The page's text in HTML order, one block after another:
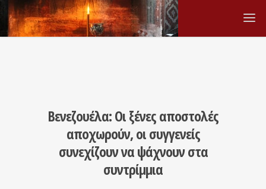
Βενεζουέλα: Οι ξένες αποστολές
αποχωρούν, οι συγγενείς
συνεχίζουν να ψάχνουν στα
συντρίμμια